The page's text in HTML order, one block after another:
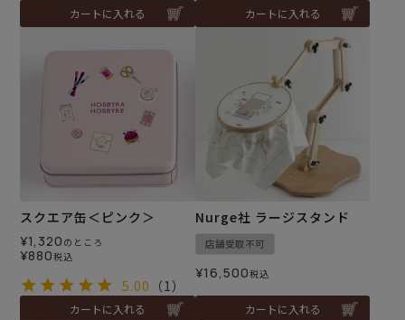
カートに入れる カートに入れる
スクエア缶＜ピンク＞
¥1,320 のところ
¥880税込
5.00 （1）
カートに入れる
Nurge社 ラージスタンド
店舗受取不可
¥16,500税込
カートに入れる